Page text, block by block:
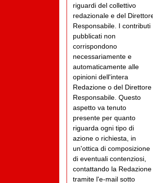
riguardi del collettivo
redazionale e del
Responsabile. I contributi
pubblicati non
corrispondono
necessariamente e
automaticamente alle
opinioni dell'intera
Redazione o del Direttore
Responsabile. Questo
aspetto va tenuto
presente per quanto
riguarda ogni tipo di
azione o richiesta, in
un'ottica di composizione
di eventuali contenziosi,
contattando la Redazione
tramite l'e-mail sotto